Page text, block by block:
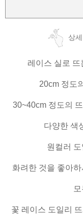
상
레이스 실로
20cm 정도
30~40cm 정도의
다양한 색
원컬러
화려한 것을 좋아
꽃 레이스 도일리